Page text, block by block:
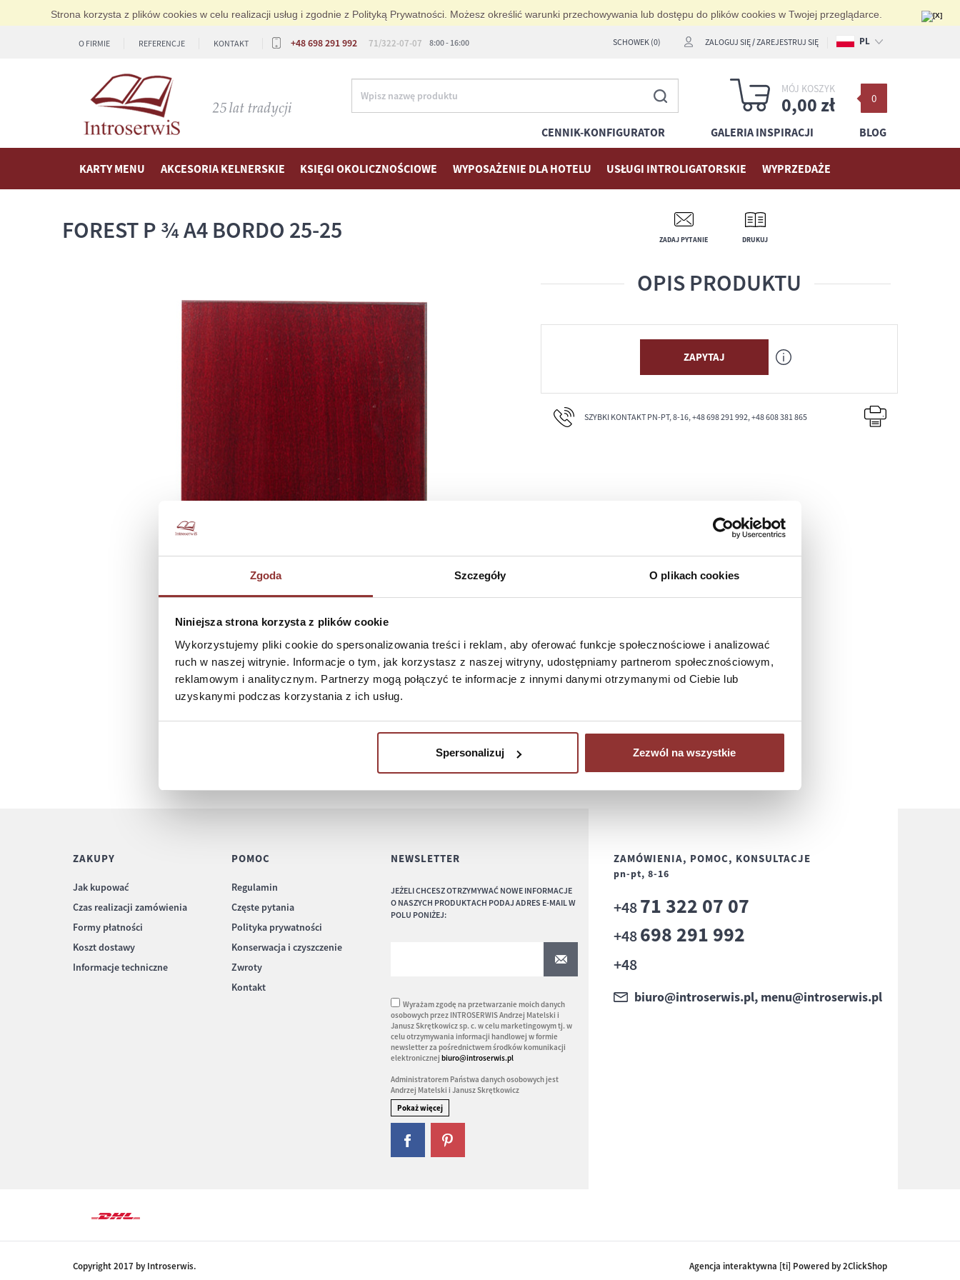
Zgoda Szczegóły O plikach cookies
Niniejsza strona korzysta z plików cookie
Wykorzystujemy pliki cookie do spersonalizowania treści i reklam, aby oferować funkcje społecznościowe i analizować
ruch w naszej witrynie. Informacje o tym, jak korzystasz z naszej witryny, udostępniamy partnerom społecznościowym,
reklamowym i analitycznym. Partnerzy mogą połączyć te informacje z innymi danymi otrzymanymi od Ciebie lub
uzyskanymi podczas korzystania z ich usług.
Spersonalizuj Zezwól na wszystkie
Strona korzysta z plików cookies w celu realizacji usług i zgodnie z Polityką Prywatności. Możesz określić warunki przechowywania lub dostępu do plików cookies w Twojej przeglądarce.
O FIRMIE REFERENCJE KONTAKT +48 698 291 992 71/322-07-07 8:00 - 16:00 SCHOWEK (0) ZALOGUJ SIĘ/ZAREJESTRUJ SIĘ PL
DE
CENNIK-KONFIGURATOR GALERIA INSPIRACJI BLOG
0
MÓJ KOSZYK
0,00 zł
KARTY MENU AKCESORIA KELNERSKIE KSIĘGI OKOLICZNOŚCIOWE WYPOSAŻENIE DLA HOTELU USŁUGI INTROLIGATORSKIE WYPRZEDAŻE
FOREST P ¾ A4 BORDO 25-25 ZADAJ PYTANIE DRUKUJ
OPIS PRODUKTU
ZAPYTAJ
SZYBKI KONTAKT PN-PT, 8-16, +48 698 291 992, +48 608 381 865
ZAKUPY
Jak kupować
Czas realizacji zamówienia
Formy płatności
Koszt dostawy
Informacje techniczne
POMOC
Regulamin
Częste pytania
Polityka prywatności
Konserwacja i czyszczenie
Zwroty
Kontakt
NEWSLETTER
JEŻELI CHCESZ OTRZYMYWAĆ NOWE INFORMACJE
O NASZYCH PRODUKTACH PODAJ ADRES E-MAIL W
POLU PONIŻEJ:
Wyrażam zgodę na przetwarzanie moich danych
osobowych przez INTROSERWIS Andrzej Matelski i
Janusz Skrętkowicz sp. c. w celu marketingowym tj. w
celu otrzymywania informacji handlowej w formie
newsletter za pośrednictwem środków komunikacji
elektronicznej biuro@introserwis.pl
Administratorem Państwa danych osobowych jest
Andrzej Matelski i Janusz Skrętkowicz
ZAMÓWIENIA, POMOC, KONSULTACJE
pn-pt, 8-16
+4871 322 07 07
+48698 291 992
+48
biuro@introserwis.pl, menu@introserwis.pl
Copyright 2017 by Introserwis. Agencja interaktywna [ti] Powered by 2ClickShop